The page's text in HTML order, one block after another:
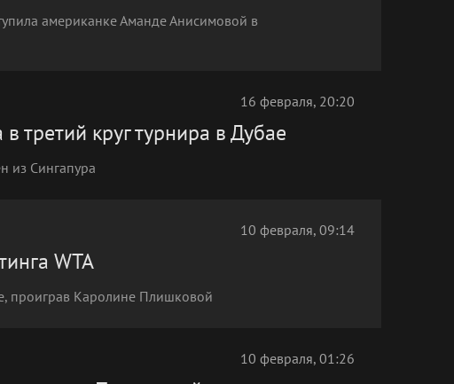
американке Аманде Анисимовой в
16 февраля, 20:20
круг турнира в Дубае
из Сингапура
10 февраля, 09:14
WTA
проиграв Каролине Плишковой
10 февраля, 01:26